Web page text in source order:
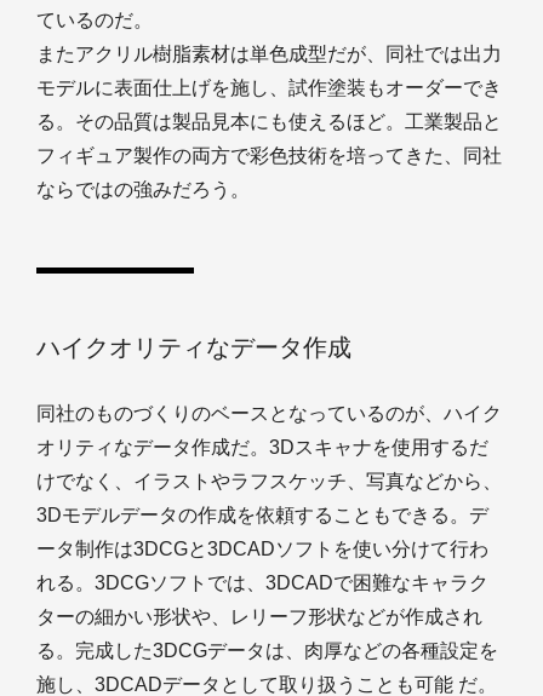
ているのだ。
またアクリル樹脂素材は単色成型だが、同社では出力
モデルに表面仕上げを施し、試作塗装もオーダーでき
る。その品質は製品見本にも使えるほど。工業製品と
フィギュア製作の両方で彩色技術を培ってきた、同社
ならではの強みだろう。
ハイクオリティなデータ作成
同社のものづくりのベースとなっているのが、ハイク
オリティなデータ作成だ。3Dスキャナを使用するだ
けでなく、イラストやラフスケッチ、写真などから、
3Dモデルデータの作成を依頼することもできる。デ
ータ制作は3DCGと3DCADソフトを使い分けて行わ
れる。3DCGソフトでは、3DCADで困難なキャラク
ターの細かい形状や、レリーフ形状などが作成され
る。完成した3DCGデータは、肉厚などの各種設定を
施し、3DCADデータとして取り扱うことも可能 だ。